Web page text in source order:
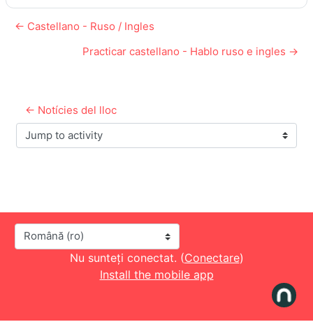
← Castellano - Ruso / Ingles
Practicar castellano - Hablo ruso e ingles →
← Notícies del lloc
Jump to activity
Limbă
Nu sunteți conectat. (Conectare)
Install the mobile app